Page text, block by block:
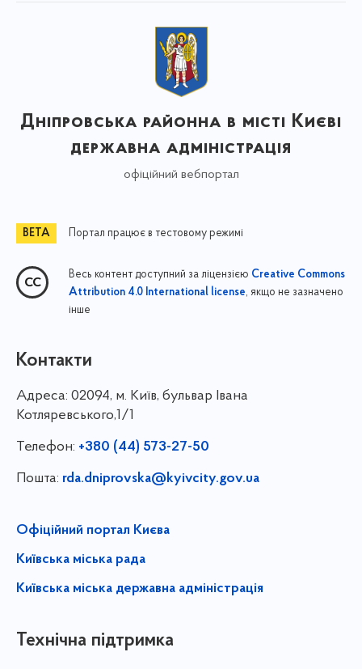
Дніпровська районна в місті Києві
державна адміністрація
офіційний вебпортал
Портал працює в тестовому режимі
Весь контент доступний за ліцензією Creative Commons
Attribution 4.0 International license, якщо не зазначено
інше
Контакти
Адреса: 02094, м. Київ, бульвар Івана
Котляревського,1/1
Телефон: +380 (44) 573-27-50
Пошта: rda.dniprovska@kyivcity.gov.ua
Офіційний портал Києва
Київська міська рада
Київська міська державна адміністрація
Технічна підтримка